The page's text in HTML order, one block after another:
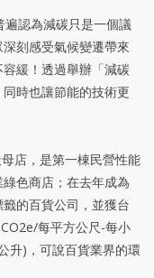
認為減碳只是一個議
刻感受氣候變遷帶來
緩！透過舉辦「減碳
時也讓節能的技術更
店，是第一棟民營性能
色商店；在去年成為
的百貨公司，並獲台
每平方公尺-每小
升)，可說百貨業界的環